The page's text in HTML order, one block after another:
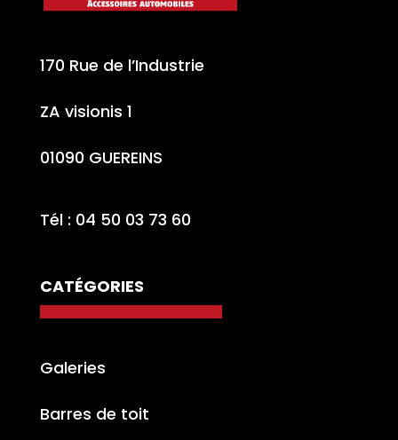
170 Rue de l’Industrie
ZA visionis 1
01090 GUEREINS
Tél : 04 50 03 73 60
CATÉGORIES
Galeries
Barres de toit